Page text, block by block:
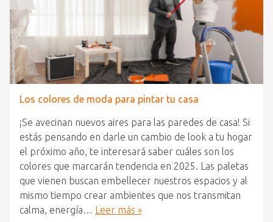
Los colores de moda para pintar tu casa
¡Se avecinan nuevos aires para las paredes de casa! Si
estás pensando en darle un cambio de look a tu hogar
el próximo año, te interesará saber cuáles son los
colores que marcarán tendencia en 2025. Las paletas
que vienen buscan embellecer nuestros espacios y al
mismo tiempo crear ambientes que nos transmitan
calma, energía… Leer más »